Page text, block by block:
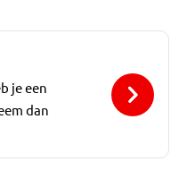
je een
dan